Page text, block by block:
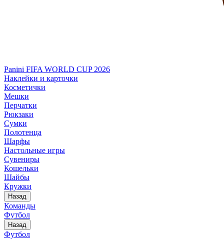
Panini FIFA WORLD CUP 2026
Наклейки и карточки
Косметички
Мешки
Перчатки
Рюкзаки
Сумки
Полотенца
Шарфы
Настольные игры
Сувениры
Кошельки
Шайбы
Кружки
Назад
Команды
Футбол
Назад
Футбол